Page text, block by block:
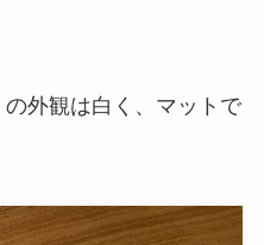
の外観は白く、マットで